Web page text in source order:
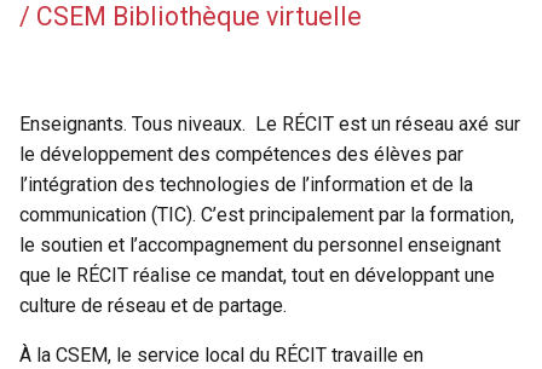
/ CSEM Bibliothèque virtuelle
Enseignants. Tous niveaux. Le RÉCIT est un réseau axé sur
le développement des compétences des élèves par
l’intégration des technologies de l’information et de la
communication (TIC). C’est principalement par la formation,
le soutien et l’accompagnement du personnel enseignant
que le RÉCIT réalise ce mandat, tout en développant une
culture de réseau et de partage.
À la CSEM, le service local du RÉCIT travaille en